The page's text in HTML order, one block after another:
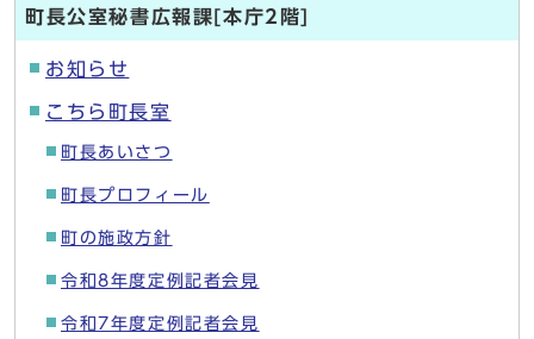
町長公室秘書広報課[本庁2階]
お知らせ
こちら町長室
町長あいさつ
町長プロフィール
町の施政方針
令和8年度定例記者会見
令和7年度定例記者会見